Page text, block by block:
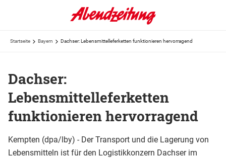
Startseite Bayern Dachser: Lebensmittelleferketten funktionieren hervorragend
Dachser:
Lebensmittelleferketten
funktionieren hervorragend
Kempten (dpa/lby) - Der Transport und die Lagerung von
Lebensmitteln ist für den Logistikkonzern Dachser im